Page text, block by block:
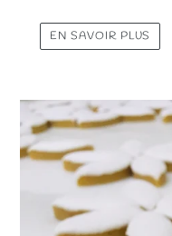
EN SAVOIR PLUS